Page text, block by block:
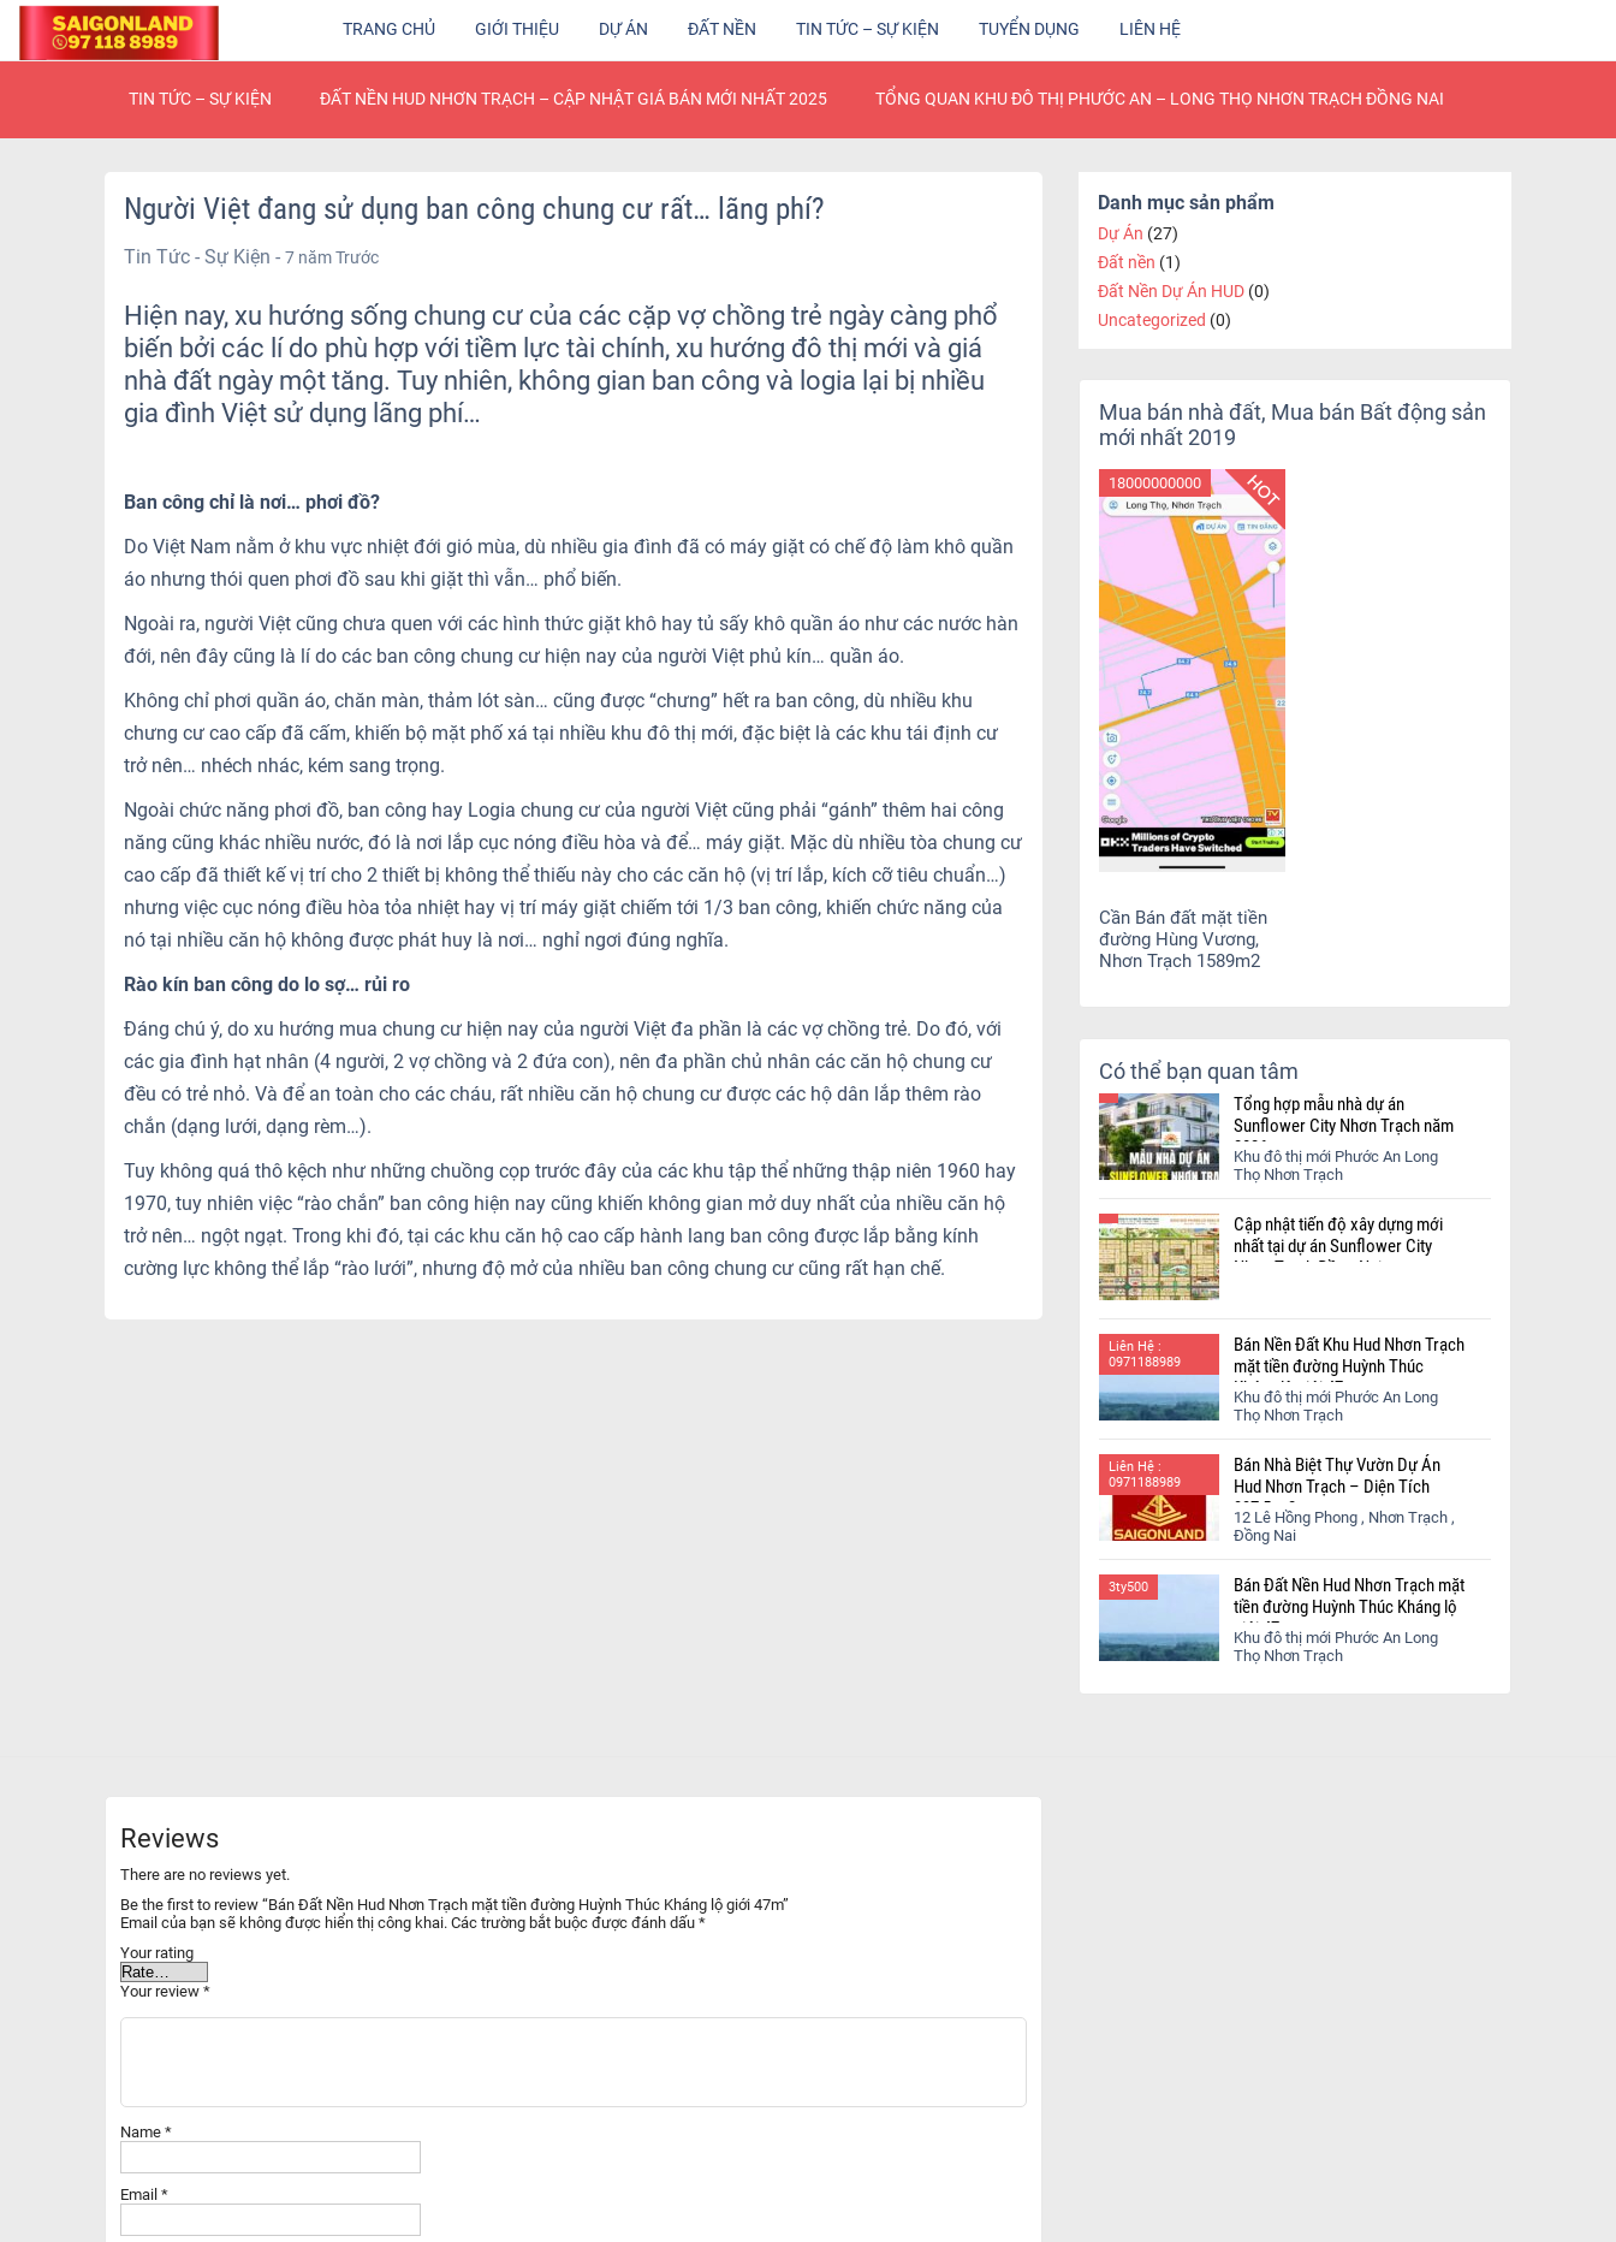
TRANG CHỦ GIỚI THIỆU DỰ ÁN ĐẤT NỀN TIN TỨC – SỰ KIỆN TUYỂN DỤNG LIÊN HỆ
TIN TỨC – SỰ KIỆN ĐẤT NỀN HUD NHƠN TRẠCH – CẬP NHẬT GIÁ BÁN MỚI NHẤT 2025 TỔNG QUAN KHU ĐÔ THỊ PHƯỚC AN – LONG THỌ NHƠN TRẠCH ĐỒNG NAI
Người Việt đang sử dụng ban công chung cư rất… lãng phí?
Tin Tức - Sự Kiện - 7 năm Trước
Hiện nay, xu hướng sống chung cư của các cặp vợ chồng trẻ ngày càng phổ
biến bởi các lí do phù hợp với tiềm lực tài chính, xu hướng đô thị mới và giá
nhà đất ngày một tăng. Tuy nhiên, không gian ban công và logia lại bị nhiều
gia đình Việt sử dụng lãng phí…
Ban công chỉ là nơi… phơi đồ?
Do Việt Nam nằm ở khu vực nhiệt đới gió mùa, dù nhiều gia đình đã có máy giặt có chế độ làm khô quần
áo nhưng thói quen phơi đồ sau khi giặt thì vẫn… phổ biến.
Ngoài ra, người Việt cũng chưa quen với các hình thức giặt khô hay tủ sấy khô quần áo như các nước hàn
đới, nên đây cũng là lí do các ban công chung cư hiện nay của người Việt phủ kín… quần áo.
Không chỉ phơi quần áo, chăn màn, thảm lót sàn… cũng được “chưng” hết ra ban công, dù nhiều khu
chưng cư cao cấp đã cấm, khiến bộ mặt phố xá tại nhiều khu đô thị mới, đặc biệt là các khu tái định cư
trở nên… nhéch nhác, kém sang trọng.
Ngoài chức năng phơi đồ, ban công hay Logia chung cư của người Việt cũng phải “gánh” thêm hai công
năng cũng khác nhiều nước, đó là nơi lắp cục nóng điều hòa và để… máy giặt. Mặc dù nhiều tòa chung cư
cao cấp đã thiết kế vị trí cho 2 thiết bị không thể thiếu này cho các căn hộ (vị trí lắp, kích cỡ tiêu chuẩn…)
nhưng việc cục nóng điều hòa tỏa nhiệt hay vị trí máy giặt chiếm tới 1/3 ban công, khiến chức năng của
nó tại nhiều căn hộ không được phát huy là nơi… nghỉ ngơi đúng nghĩa.
Rào kín ban công do lo sợ… rủi ro
Đáng chú ý, do xu hướng mua chung cư hiện nay của người Việt đa phần là các vợ chồng trẻ. Do đó, với
các gia đình hạt nhân (4 người, 2 vợ chồng và 2 đứa con), nên đa phần chủ nhân các căn hộ chung cư
đều có trẻ nhỏ. Và để an toàn cho các cháu, rất nhiều căn hộ chung cư được các hộ dân lắp thêm rào
chắn (dạng lưới, dạng rèm…).
Tuy không quá thô kệch như những chuồng cọp trước đây của các khu tập thể những thập niên 1960 hay
1970, tuy nhiên việc “rào chắn” ban công hiện nay cũng khiến không gian mở duy nhất của nhiều căn hộ
trở nên… ngột ngạt. Trong khi đó, tại các khu căn hộ cao cấp hành lang ban công được lắp bằng kính
cường lực không thể lắp “rào lưới”, nhưng độ mở của nhiều ban công chung cư cũng rất hạn chế.
Danh mục sản phẩm
Dự Án (27)
Đất nền (1)
Đất Nền Dự Án HUD (0)
Uncategorized (0)
Mua bán nhà đất, Mua bán Bất động sản
mới nhất 2019
18000000000
Cần Bán đất mặt tiền
đường Hùng Vương,
Nhơn Trạch 1589m2
Có thể bạn quan tâm
Tổng hợp mẫu nhà dự án
Sunflower City Nhơn Trạch năm
2026
Khu đô thị mới Phước An Long
Thọ Nhơn Trạch
Cập nhật tiến độ xây dựng mới
nhất tại dự án Sunflower City
Nhơn Trạch Đồng Nai.
Liên Hệ :
0971188989
Bán Nền Đất Khu Hud Nhơn Trạch
mặt tiền đường Huỳnh Thúc
Kháng lộ giới 47m
Khu đô thị mới Phước An Long
Thọ Nhơn Trạch
Liên Hệ :
0971188989
Bán Nhà Biệt Thự Vườn Dự Án
Hud Nhơn Trạch – Diện Tích
337,5 m2
12 Lê Hồng Phong , Nhơn Trạch ,
Đồng Nai
3ty500
Bán Đất Nền Hud Nhơn Trạch mặt
tiền đường Huỳnh Thúc Kháng lộ
giới 47m
Khu đô thị mới Phước An Long
Thọ Nhơn Trạch
Reviews
There are no reviews yet.
Be the first to review “Bán Đất Nền Hud Nhơn Trạch mặt tiền đường Huỳnh Thúc Kháng lộ giới 47m”
Email của bạn sẽ không được hiển thị công khai. Các trường bắt buộc được đánh dấu *
Your rating
Your review *
Name *
Email *